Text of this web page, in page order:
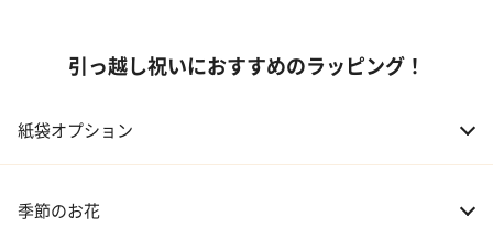
引っ越し祝いにおすすめのラッピング！
紙袋オプション
季節のお花